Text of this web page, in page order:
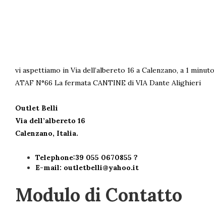
vi aspettiamo in Via dell’albereto 16 a Calenzano, a 1
ATAF N°66 La fermata CANTINE di VIA Dante Alighieri
Outlet Belli
Via dell’albereto 16
Calenzano, Italia.
Telephone:39 055 0670855 ?
E-mail: outletbelli@yahoo.it
Modulo di Contatto